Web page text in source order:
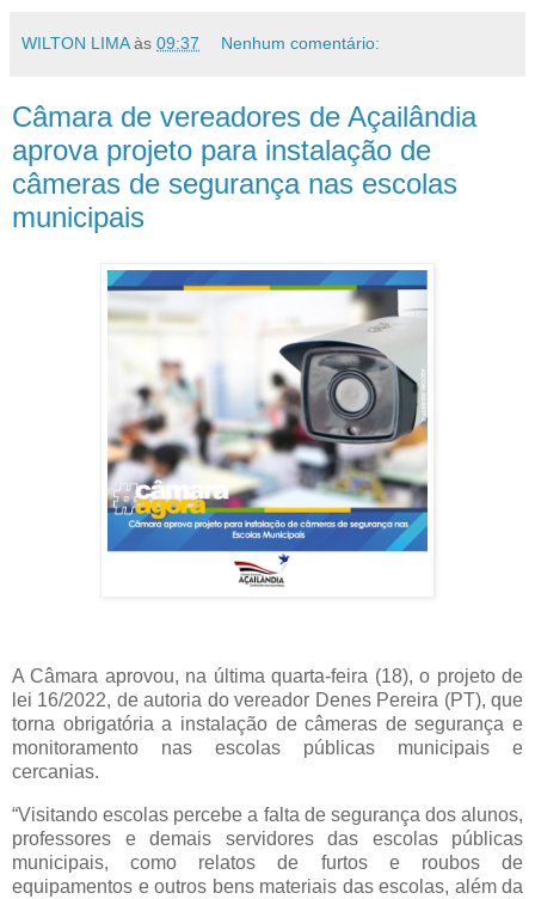
WILTON LIMA às 09:37 Nenhum comentário:
Câmara de vereadores de Açailândia
aprova projeto para instalação de
câmeras de segurança nas escolas
municipais
A Câmara aprovou, na última quarta-feira (18), o projeto de
lei 16/2022, de autoria do vereador Denes Pereira (PT), que
torna obrigatória a instalação de câmeras de segurança e
monitoramento nas escolas públicas municipais e
cercanias.
“Visitando escolas percebe a falta de segurança dos alunos,
professores e demais servidores das escolas públicas
municipais, como relatos de furtos e roubos de
equipamentos e outros bens materiais das escolas, além da